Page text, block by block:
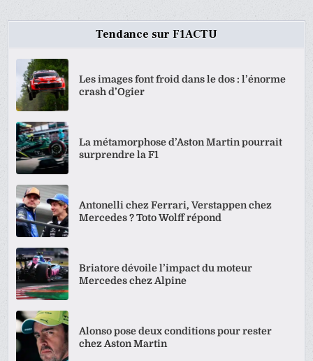
Tendance sur F1ACTU
Les images font froid dans le dos : l’énorme
crash d’Ogier
La métamorphose d’Aston Martin pourrait
surprendre la F1
Antonelli chez Ferrari, Verstappen chez
Mercedes ? Toto Wolff répond
Briatore dévoile l’impact du moteur
Mercedes chez Alpine
Alonso pose deux conditions pour rester
chez Aston Martin